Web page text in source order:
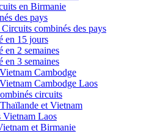
en Birmanie
des pays
combinés des pays
en 15 jours
en 2 semaines
en 3 semaines
Cambodge
Cambodge Laos
circuits
et Vietnam
Vietnam Laos
et Birmanie